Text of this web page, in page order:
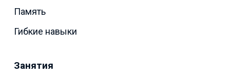
Память
Гибкие навыки
Занятия